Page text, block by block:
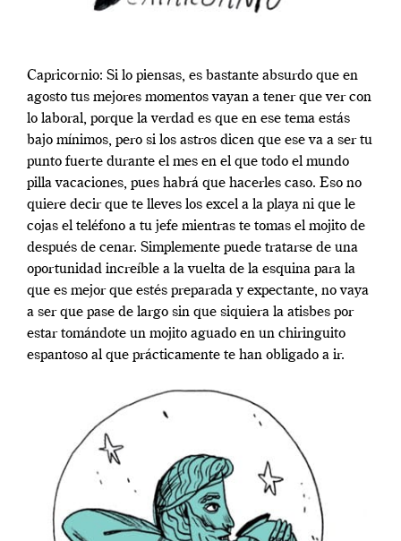
Capricornio: Si lo piensas, es bastante absurdo que en
agosto tus mejores momentos vayan a tener que ver con
lo laboral, porque la verdad es que en ese tema estás
bajo mínimos, pero si los astros dicen que ese va a ser tu
punto fuerte durante el mes en el que todo el mundo
pilla vacaciones, pues habrá que hacerles caso. Eso no
quiere decir que te lleves los excel a la playa ni que le
cojas el teléfono a tu jefe mientras te tomas el mojito de
después de cenar. Simplemente puede tratarse de una
oportunidad increíble a la vuelta de la esquina para la
que es mejor que estés preparada y expectante, no vaya
a ser que pase de largo sin que siquiera la atisbes por
estar tomándote un mojito aguado en un chiringuito
espantoso al que prácticamente te han obligado a ir.